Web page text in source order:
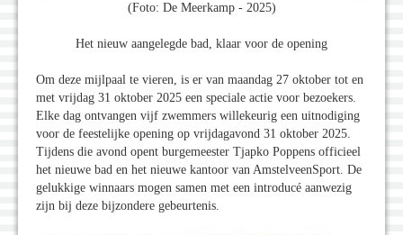
(Foto: De Meerkamp - 2025)
Het nieuw aangelegde bad, klaar voor de opening
Om deze mijlpaal te vieren, is er van maandag 27 oktober tot en
met vrijdag 31 oktober 2025 een speciale actie voor bezoekers.
Elke dag ontvangen vijf zwemmers willekeurig een uitnodiging
voor de feestelijke opening op vrijdagavond 31 oktober 2025.
Tijdens die avond opent burgemeester Tjapko Poppens officieel
het nieuwe bad en het nieuwe kantoor van AmstelveenSport. De
gelukkige winnaars mogen samen met een introducé aanwezig
zijn bij deze bijzondere gebeurtenis.